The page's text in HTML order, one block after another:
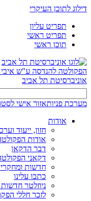
דילוג לתוכן העיקרי
תפריט עליון
תפריט ראשי
תוכן ראשי
הפקולטה להנדסה ע"ש איבי
אוניברסיטת תל אביב
מערכת פניותאזור אישי
אודות
חזון, ייעוד
אודות
דבר הדקאן
דקאני
חדשות
כתבו עלינו
ניוזלטר
לזכר חללי